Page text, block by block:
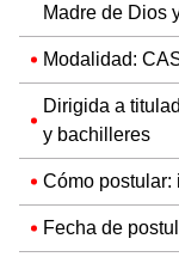
Madre de Dios
Modalidad:
Dirigida a
y bachilleres
Cómo
Fecha de